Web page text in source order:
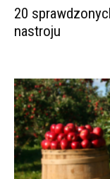
20
nastroju